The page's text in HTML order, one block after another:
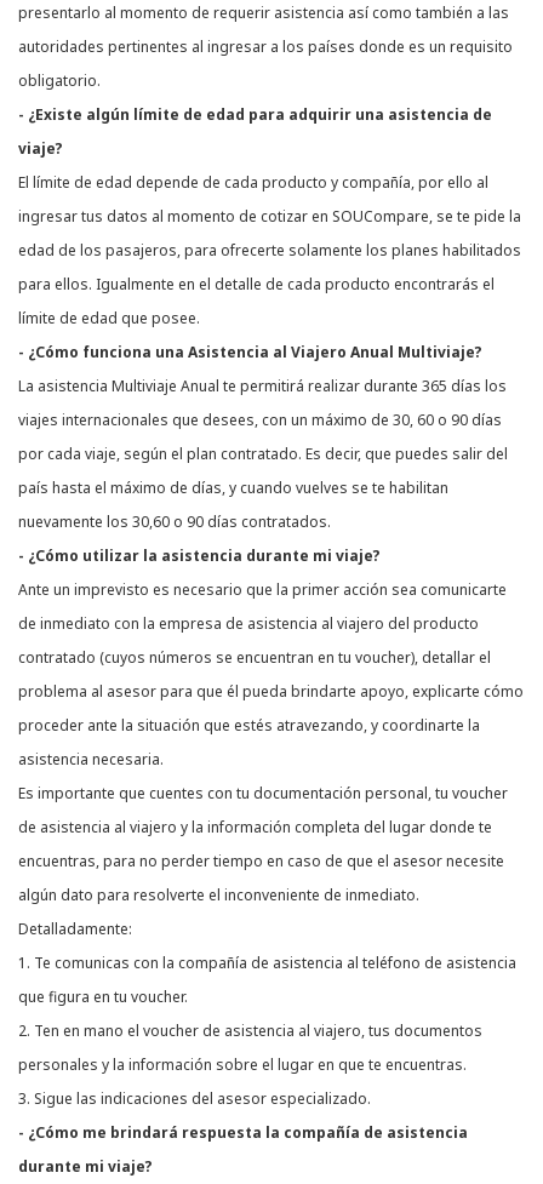
presentarlo al momento de requerir asistencia así como también a las
autoridades pertinentes al ingresar a los países donde es un requisito
obligatorio.
- ¿Existe algún límite de edad para adquirir una asistencia de
viaje?
El límite de edad depende de cada producto y compañía, por ello al
ingresar tus datos al momento de cotizar en SOUCompare, se te pide la
edad de los pasajeros, para ofrecerte solamente los planes habilitados
para ellos. Igualmente en el detalle de cada producto encontrarás el
límite de edad que posee.
- ¿Cómo funciona una Asistencia al Viajero Anual Multiviaje?
La asistencia Multiviaje Anual te permitirá realizar durante 365 días los
viajes internacionales que desees, con un máximo de 30, 60 o 90 días
por cada viaje, según el plan contratado. Es decir, que puedes salir del
país hasta el máximo de días, y cuando vuelves se te habilitan
nuevamente los 30,60 o 90 días contratados.
- ¿Cómo utilizar la asistencia durante mi viaje?
Ante un imprevisto es necesario que la primer acción sea comunicarte
de inmediato con la empresa de asistencia al viajero del producto
contratado (cuyos números se encuentran en tu voucher), detallar el
problema al asesor para que él pueda brindarte apoyo, explicarte cómo
proceder ante la situación que estés atravezando, y coordinarte la
asistencia necesaria.
Es importante que cuentes con tu documentación personal, tu voucher
de asistencia al viajero y la información completa del lugar donde te
encuentras, para no perder tiempo en caso de que el asesor necesite
algún dato para resolverte el inconveniente de inmediato.
Detalladamente:
1. Te comunicas con la compañía de asistencia al teléfono de asistencia
que figura en tu voucher.
2. Ten en mano el voucher de asistencia al viajero, tus documentos
personales y la información sobre el lugar en que te encuentras.
3. Sigue las indicaciones del asesor especializado.
- ¿Cómo me brindará respuesta la compañía de asistencia
durante mi viaje?